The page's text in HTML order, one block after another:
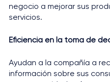
negocio a mejorar sus
servicios.
Eficiencia en la toma de
Ayudan a la compañía a
información sobre sus